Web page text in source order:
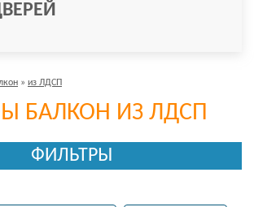
» из ЛДСП
БАЛКОН ИЗ ЛДСП
ФИЛЬТРЫ